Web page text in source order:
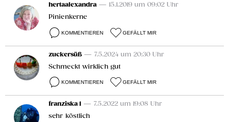
hertaalexandra — 15.1.2019 um 09:02 Uhr
Pinienkerne
KOMMENTIEREN GEFÄLLT MIR
zuckersüß — 7.5.2024 um 20:30 Uhr
Schmeckt wirklich gut
KOMMENTIEREN GEFÄLLT MIR
franziska 1 — 7.5.2022 um 19:08 Uhr
sehr köstlich